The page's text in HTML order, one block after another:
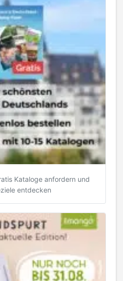
Kataloge anfordern und
entdecken